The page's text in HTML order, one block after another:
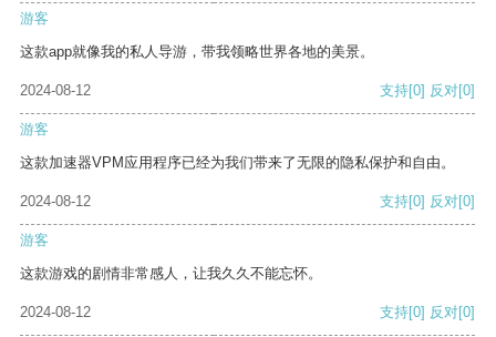
游客
这款app就像我的私人导游，带我领略世界各地的美景。
2024-08-12 支持[0] 反对[0]
游客
这款加速器VPM应用程序已经为我们带来了无限的隐私保护和自由。
2024-08-12 支持[0] 反对[0]
游客
这款游戏的剧情非常感人，让我久久不能忘怀。
2024-08-12 支持[0] 反对[0]